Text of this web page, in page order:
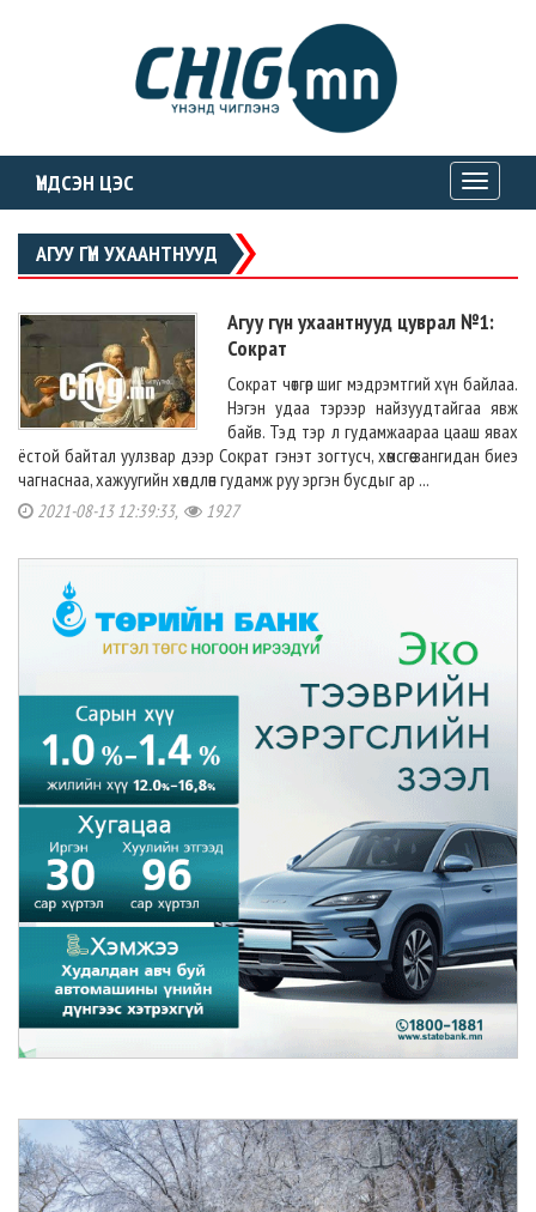
ҮНДСЭН ЦЭС
Toggle
АГУУ ГҮН УХААНТНУУД
Агуу гүн ухаантнууд цуврал №1:
Сократ
Сократ чөтгөр шиг мэдрэмтгий хүн байлаа.
Нэгэн удаа тэрээр найзуудтайгаа явж
байв. Тэд тэр л гудамжаараа цааш явах
ёстой байтал уулзвар дээр Сократ гэнэт зогтусч, хөмсгөө зангидан биеэ
чагнаснаа, хажуугийн хөндлөн гудамж руу эргэн бусдыг ар ...
2021-08-13 12:39:33, 1927